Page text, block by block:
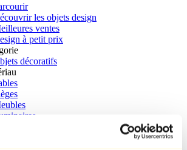
les objets design
ventes
à petit prix
décoratifs